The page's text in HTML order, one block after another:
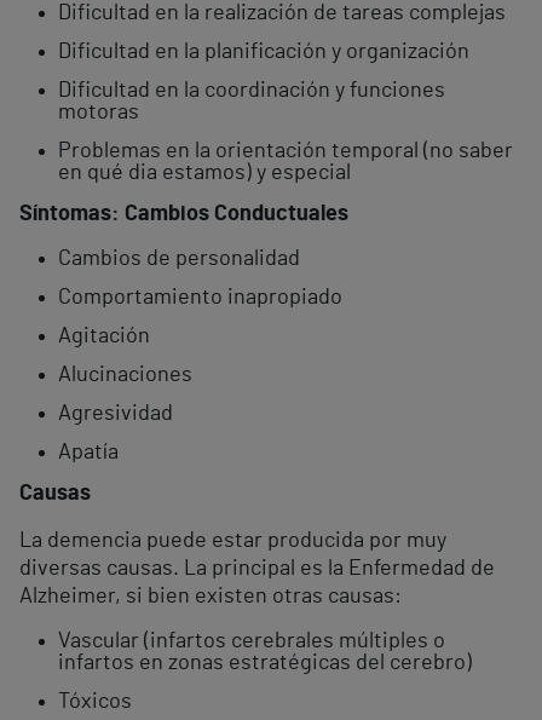
Dificultad en la realización de tareas complejas
Dificultad en la planificación y organización
Dificultad en la coordinación y funciones
motoras
Problemas en la orientación temporal (no saber
en qué dia estamos) y especial
Síntomas: Cambios Conductuales
Cambios de personalidad
Comportamiento inapropiado
Agitación
Alucinaciones
Agresividad
Apatía
Causas
La demencia puede estar producida por muy
diversas causas. La principal es la Enfermedad de
Alzheimer, si bien existen otras causas:
Vascular (infartos cerebrales múltiples o
infartos en zonas estratégicas del cerebro)
Tóxicos